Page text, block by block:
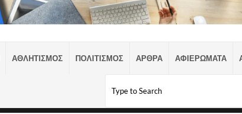
ΑΘΛΗΤΙΣΜΟΣ ΠΟΛΙΤΙΣΜΟΣ ΑΡΘΡΑ ΑΦΙΕΡΩΜΑΤΑ